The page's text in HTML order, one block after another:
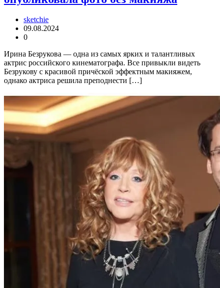
sketchie
09.08.2024
0
Ирина Безрукова — одна из самых ярких и талантливых
актрис российского кинематографа. Все привыкли видеть
Безрукову с красивой причёской эффектным макияжем,
однако актриса решила преподнести […]